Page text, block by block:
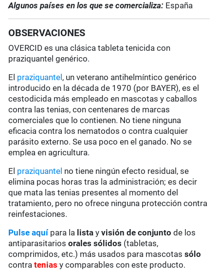
Algunos países en los que se comercializa: España
OBSERVACIONES
OVERCID es una clásica tableta tenicida con
praziquantel genérico.
El praziquantel , un veterano antihelmíntico genérico
introducido en la década de 1970 (por BAYER), es el
cestodicida más empleado en mascotas y caballos
contra las tenias, con centenares de marcas
comerciales que lo contienen. No tiene ninguna
eficacia contra los nematodos o contra cualquier
parásito externo. Se usa poco en el ganado. No se
emplea en agricultura.
El praziquantel no tiene ningún efecto residual, se
elimina pocas horas tras la administración; es decir
que mata las tenias presentes al momento del
tratamiento, pero no ofrece ninguna protección contra
reinfestaciones.
Pulse aquípara la lista yvisión de conjunto de los
antiparasitariosorales sólidos (tabletas,
comprimidos, etc.) más usados para mascotassólo
contratenias y comparables con este producto.